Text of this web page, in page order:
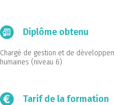
Diplôme obtenu
Chargé de gestion et de
humaines (niveau 6)
Tarif de la formation